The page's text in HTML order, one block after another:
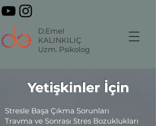
D.Emel
KALINKILIÇ
Uzm. Psikolog
Yetişkinler İçin
Stresle Başa Çıkma Sorunları
Travma ve Sonrası Stres Bozuklukları